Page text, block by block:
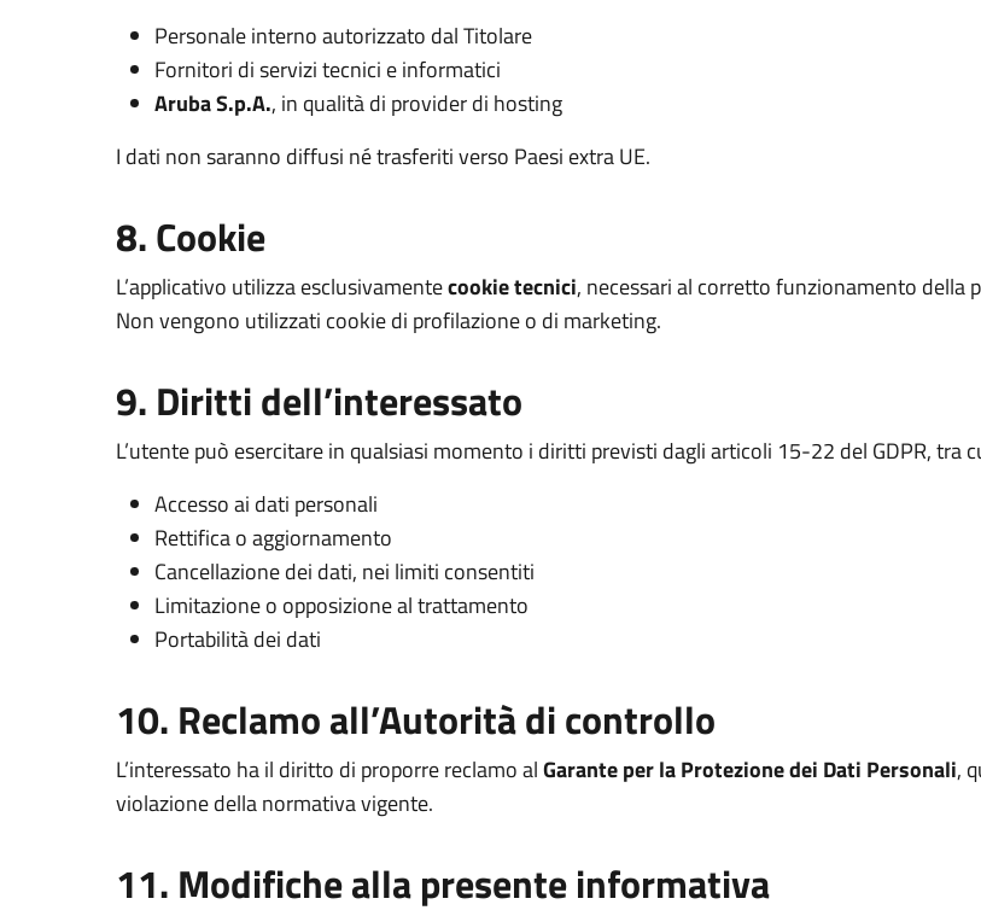
Personale interno autorizzato dal Titolare
Fornitori di servizi tecnici e informatici
Aruba S.p.A., in qualità di provider di hosting
I dati non saranno diffusi né trasferiti verso Paesi extra UE.
8. Cookie
L’applicativo utilizza esclusivamentecookie tecnici, necessari al corretto funzionamento della
Non vengono utilizzati cookie di profilazione o di marketing.
9. Diritti dell’interessato
L’utente può esercitare in qualsiasi momento i diritti previsti dagli articoli 15-22 del GDPR, tra
Accesso ai dati personali
Rettifica o aggiornamento
Cancellazione dei dati, nei limiti consentiti
Limitazione o opposizione al trattamento
Portabilità dei dati
10. Reclamo all’Autorità di controllo
L’interessato ha il diritto di proporre reclamo alGarante per la Protezione dei Dati Personali,
violazione della normativa vigente.
11. Modifiche alla presente informativa